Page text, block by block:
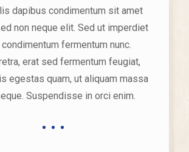
dapibus condimentum sit amet
non neque elit. Sed ut imperdiet
fermentum nunc.
erat sed fermentum feugiat,
egestas quam, ut aliquam massa
Suspendisse in orci enim.